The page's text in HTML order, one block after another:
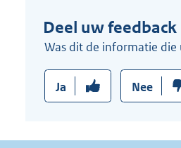
Deel uw feedback
Was dit de informatie die
Ja Nee